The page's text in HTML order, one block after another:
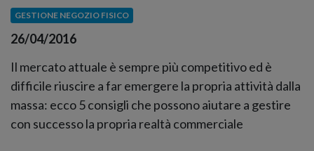
GESTIONE NEGOZIO FISICO
26/04/2016
Il mercato attuale è sempre più competitivo ed è
difficile riuscire a far emergere la propria attività dalla
massa: ecco 5 consigli che possono aiutare a gestire
con successo la propria realtà commerciale